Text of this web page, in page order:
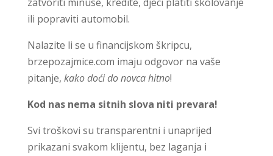
ili popraviti automobil.
Nalazite li se u financijskom škripcu,
brzepozajmice.com imaju odgovor na vaše
pitanje, kako doći do novca hitno!
Kod nas nema sitnih slova niti prevara!
Svi troškovi su transparentni i unaprijed
prikazani svakom klijentu, bez laganja i